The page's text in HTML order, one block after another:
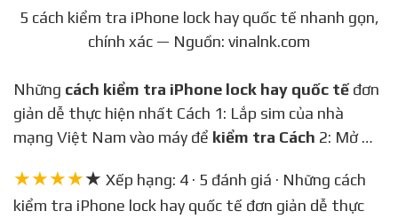
5 cách kiểm tra iPhone lock hay quốc tế nhanh gọn,
chính xác — Nguồn: vinalnk.com
Những cách kiểm tra iPhone lock hay quốc tếđơn
giản dễ thực hiện nhất Cách 1: Lắp sim của nhà
mạng Việt Nam vào máy để kiểm tra Cách 2: Mở …
★★★★★ Xếp hạng: 4 · 5 đánh giá · Những cách
kiểm tra iPhone lock hay quốc tế đơn giản dễ thực